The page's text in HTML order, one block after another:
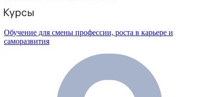
Обучение для смены профессии, роста в карьере и
саморазвития